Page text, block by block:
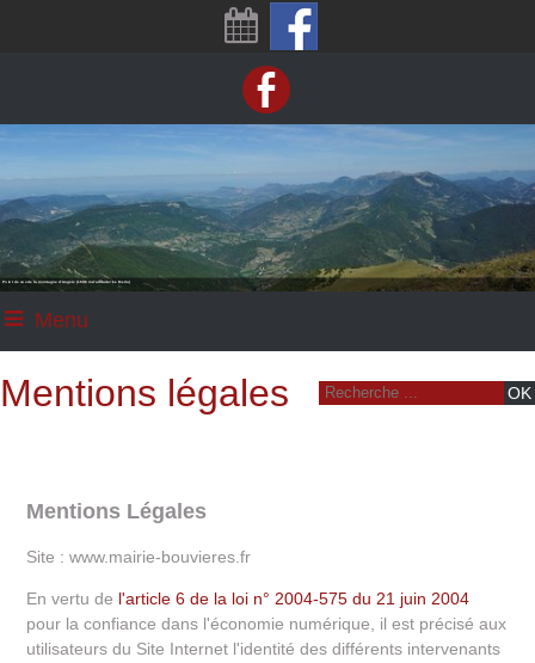
Point de vue de la montagne d'Angèle (1606 m d'altitude: Le Merlu)
Menu
Mentions légales
Mentions Légales
Site :www.mairie-bouvieres.fr
En vertu de l'article 6 de la loi n° 2004-575 du 21 juin 2004
pour la confiance dans l'économie numérique, il est précisé aux
utilisateurs du Site Internet l'identité des différents intervenants